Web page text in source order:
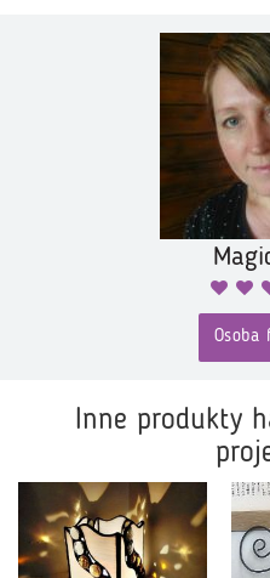
Osoba
Inne produkty